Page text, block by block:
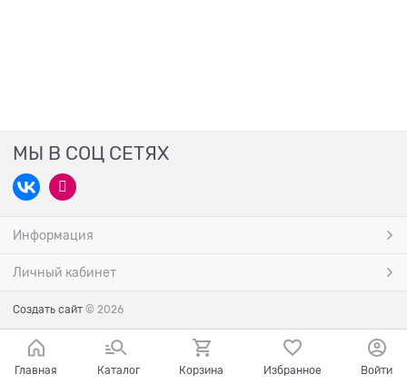
МЫ В СОЦ СЕТЯХ
Информация
Личный кабинет
Создать сайт © 2026
Главная Каталог Корзина Избранное Войти